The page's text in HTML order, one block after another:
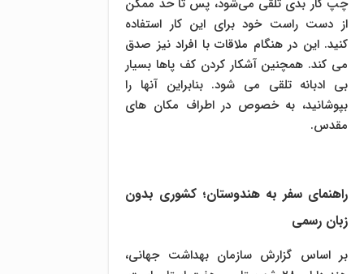
از دست راست خود برای این کار استفاده
کنید. این در هنگام ملاقات با افراد نیز صدق
می کند. همچنین آشکار کردن کف پاها بسیار
بی ادبانه تلقی می شود. بنابراین آنها را
بپوشانید، به خصوص در اطراف مکان های
مقدس.
راهنمای سفر به هندوستان؛ کشوری بدون
زبان رسمی
بر اساس گزارش سازمان بهداشت جهانی،